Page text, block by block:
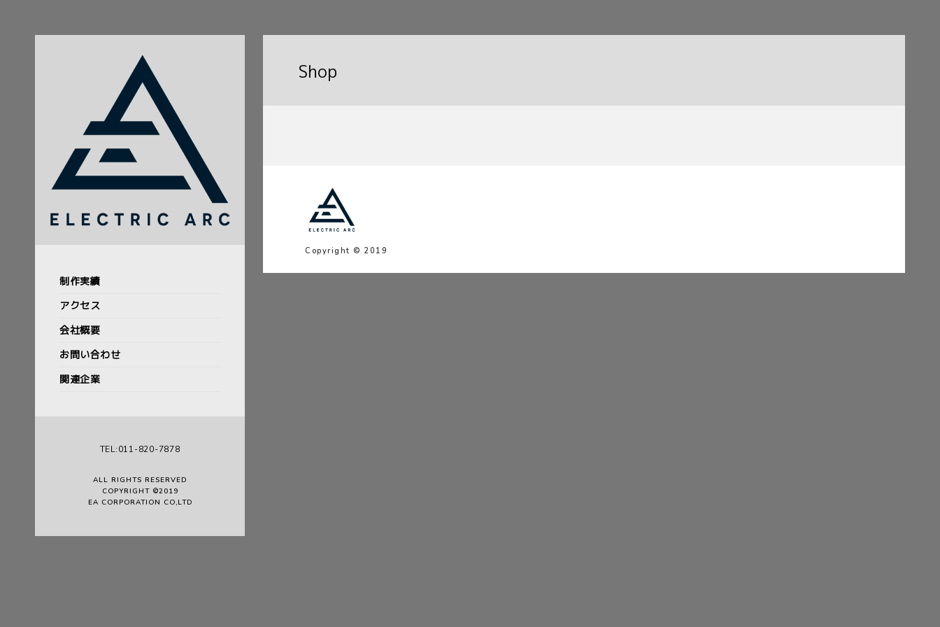
制作実績
アクセス
会社概要
お問い合わせ
関連企業
TEL:011-820-7878
ALL RIGHTS RESERVED
COPYRIGHT ©2019
EA CORPORATION CO,LTD
Shop
Copyright © 2019